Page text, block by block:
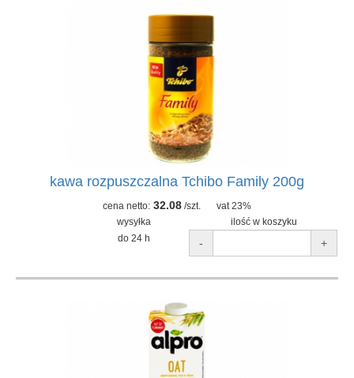
kawa rozpuszczalna Tchibo Family 200g
cena netto: 32.08 /szt.
vat 23%
wysyłka
ilość w koszyku
do 24 h
- +